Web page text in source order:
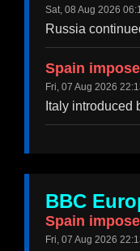
Sat, 08 Aug 2026
Russia
Spain
Fri, 07 Aug 2026
Italy introduced
BBC
Spain
Fri, 07 Aug 2026